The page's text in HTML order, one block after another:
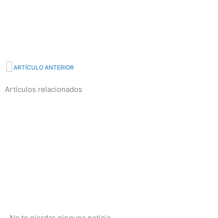
Prev
ARTÍCULO ANTERIOR
Artículos relacionados